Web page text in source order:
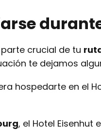
crucial de tu
te dejamos
hospedarte en el
, el Hotel